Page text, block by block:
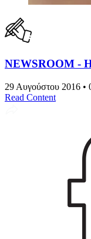
NEWSROOM -
29 Αυγούστου 2016 •
Read Content